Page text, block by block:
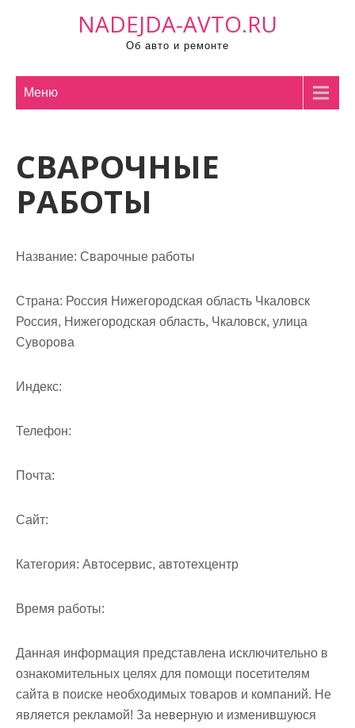
NADEJDA-AVTO.RU
Об авто и ремонте
Меню
СВАРОЧНЫЕ
РАБОТЫ
Название: Сварочные работы
Страна: Россия Нижегородская область Чкаловск
Россия, Нижегородская область, Чкаловск, улица
Суворова
Индекс:
Телефон:
Почта:
Cайт:
Категория: Автосервис, автотехцентр
Время работы:
Данная информация представлена исключительно в
ознакомительных целях для помощи посетителям
сайта в поиске необходимых товаров и компаний. Не
является рекламой! За неверную и изменившуюся